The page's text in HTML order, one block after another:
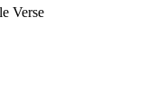
Verse